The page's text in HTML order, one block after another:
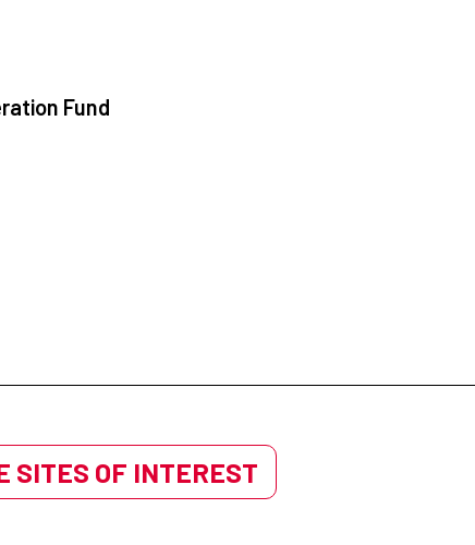
Fund
SITES OF INTEREST